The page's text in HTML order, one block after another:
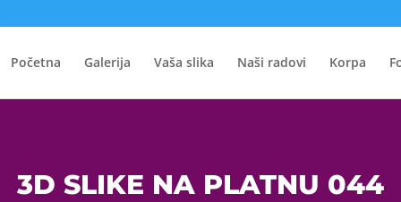
Početna Galerija Vaša slika Naši radovi Korpa
3D SLIKE NA PLATNU 044